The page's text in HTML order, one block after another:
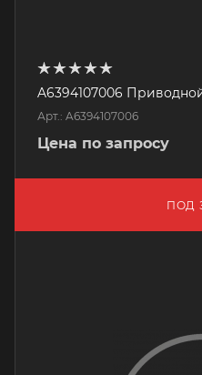
A6394107006
Арт.: A6394107006
Цена по запросу
ПОД